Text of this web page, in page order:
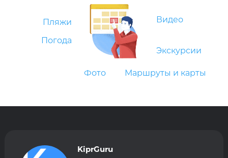
Пляжи
Погода
Видео
Экскурсии
Фото Маршруты и карты
KiprGuru